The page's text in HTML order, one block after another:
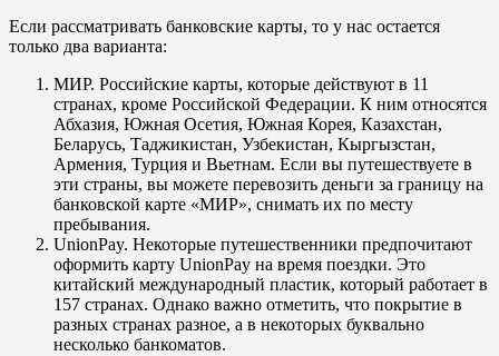
Если рассматривать банковские карты, то у нас остается
только два варианта:
МИР. Российские карты, которые действуют в 11
странах, кроме Российской Федерации. К ним относятся
Абхазия, Южная Осетия, Южная Корея, Казахстан,
Беларусь, Таджикистан, Узбекистан, Кыргызстан,
Армения, Турция и Вьетнам. Если вы путешествуете в
эти страны, вы можете перевозить деньги за границу на
банковской карте «МИР», снимать их по месту
пребывания.
UnionPay. Некоторые путешественники предпочитают
оформить карту UnionPay на время поездки. Это
китайский международный пластик, который работает в
157 странах. Однако важно отметить, что покрытие в
разных странах разное, а в некоторых буквально
несколько банкоматов.